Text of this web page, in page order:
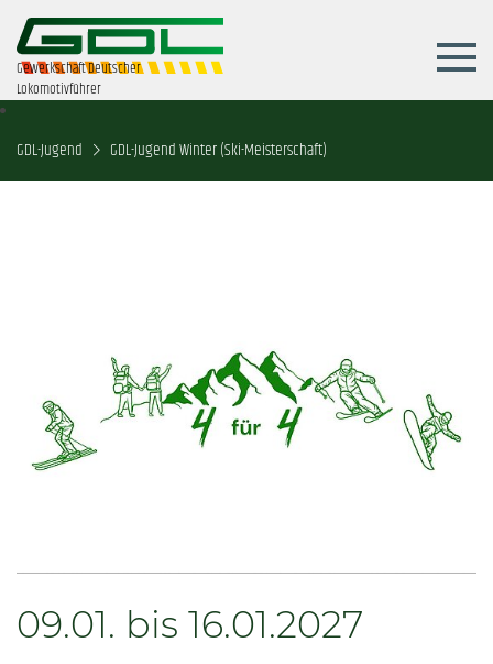
Gewerkschaft Deutscher
Lokomotivführer
GDL-Jugend GDL-Jugend Winter (Ski-Meisterschaft)
09.01. bis 16.01.2027